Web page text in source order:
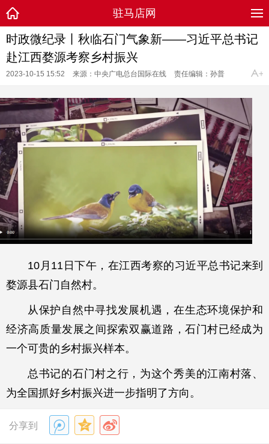
驻马店网
时政微纪录丨秋临石门气象新——习近平总书记
赴江西婺源考察乡村振兴
2023-10-15 15:52 来源：中央广电总台国际在线 责任编辑：孙普
10月11日下午，在江西考察的习近平总书记来到
婺源县石门自然村。
从保护自然中寻找发展机遇，在生态环境保护和
经济高质量发展之间探索双赢道路，石门村已经成为
一个可贵的乡村振兴样本。
总书记的石门村之行，为这个秀美的江南村落、
为全国抓好乡村振兴进一步指明了方向。
分享到